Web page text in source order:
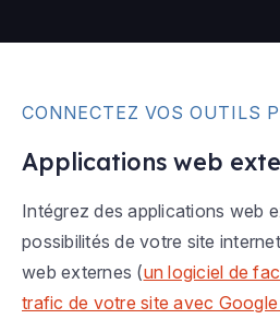
CONNECTEZ VOS OUTILS
Applications web
Intégrez des applications web
possibilités de votre site
web externes (un logiciel de
trafic de votre site avec